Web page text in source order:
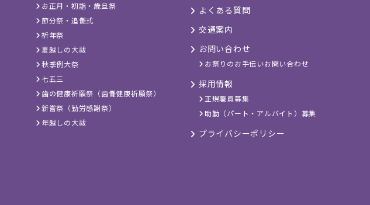
お正月・初詣・歳旦祭
節分祭・追儺式
祈年祭
夏越しの大祓
秋季例大祭
七五三
歯の健康祈願祭（歯儺健康祈願祭）
新嘗祭（勤労感謝祭）
年越しの大祓
よくある質問
交通案内
お問い合わせ
お祭りのお手伝いお問い合わせ
採用情報
正規職員募集
助勤（パート・アルバイト）募集
プライバシーポリシー